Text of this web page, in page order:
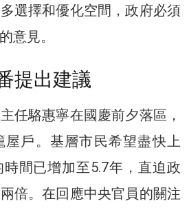
選擇和優化空間，政府必須
意見。
提出建議
任駱惠寧在國慶前夕落區，
戶。基層市民希望盡快上
間已增加至5.7年，直迫政
倍。在回應中央官員的關注